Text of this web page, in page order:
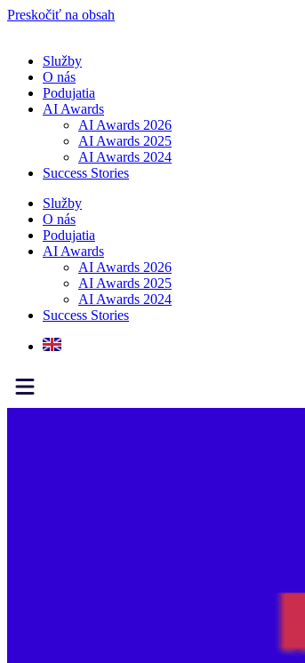
Preskočiť na obsah
Služby
O nás
Podujatia
AI Awards
AI Awards 2026
AI Awards 2025
AI Awards 2024
Success Stories
Služby
O nás
Podujatia
AI Awards
AI Awards 2026
AI Awards 2025
AI Awards 2024
Success Stories